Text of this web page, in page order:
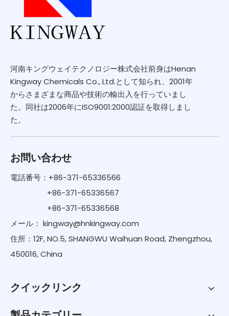
河南キングウェイテクノロジー株式会社前身はHenan
Kingway Chemicals Co., Ltd.として知られ、2001年
からさまざまな商品や技術の輸出入を行っていまし
た。同社は2006年にISO9001:2000認証を取得しまし
た。
お問い合わせ
電話番号：+86-371-65336566
+86-371-65336567
+86-371-65336568
メール： kingway@hnkingway.com
住所：12F, NO.5, SHANGWU Waihuan Road, Zhengzhou,
450016, China
クイックリンク